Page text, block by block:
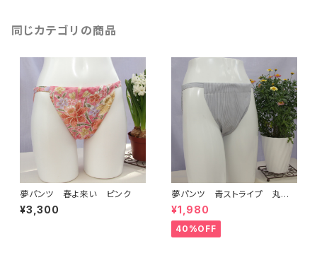
同じカテゴリの商品
夢パンツ 春よ来い ピンク
¥3,300
夢パンツ 青ストライプ 丸型
タイプ 初回限定割引！！
¥1,980
40%OFF